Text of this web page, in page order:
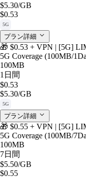
$5.30/GB
$0.53
5G
プラン詳細
🎁 $0.53 + VPN | [5G]
5G Coverage (100MB/
100MB
1日間
$0.53
$5.30/GB
5G
プラン詳細
🎁 $0.55 + VPN | [5G]
5G Coverage (100MB/
100MB
7日間
$5.50/GB
$0.55